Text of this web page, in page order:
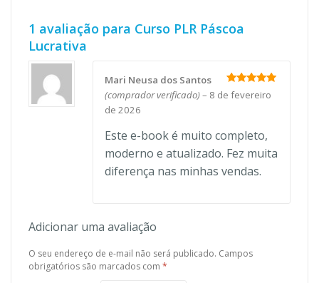
1 avaliação para Curso PLR Páscoa
Lucrativa
Avaliação5
de 5
Mari Neusa dos Santos
(comprador verificado)– 8 de fevereiro
de 2026
Este e-book é muito completo,
moderno e atualizado. Fez muita
diferença nas minhas vendas.
Adicionar uma avaliação
O seu endereço de e-mail não será publicado. Campos
obrigatórios são marcados com *